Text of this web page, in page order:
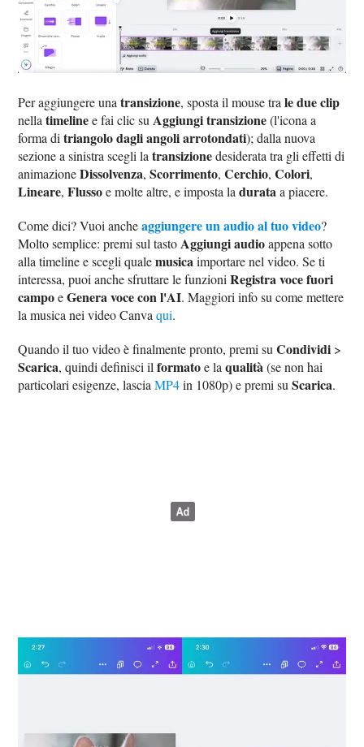
Per aggiungere unatransizione, sposta il mouse trale due clip
nellatimelinee fai clic suAggiungi transizione(l'icona a
forma ditriangolo dagli angoli arrotondati); dalla nuova
sezione a sinistra scegli latransizionedesiderata tra gli effetti di
animazioneDissolvenza,Scorrimento,Cerchio,Colori,
Lineare,Flussoe molte altre, e imposta ladurataa piacere.
Come dici? Vuoi ancheaggiungere un audio al tuo video?
Molto semplice: premi sul tastoAggiungi audioappena sotto
alla timeline e scegli qualemusicaimportare nel video. Se ti
interessa, puoi anche sfruttare le funzioniRegistra voce fuori
campoeGenera voce con l'AI. Maggiori info su come mettere
la musica nei video Canvaqui.
Quando il tuo video è finalmente pronto, premi suCondividi >
Scarica, quindi definisci ilformatoe laqualità(se non hai
particolari esigenze, lasciaMP4in 1080p) e premi suScarica.